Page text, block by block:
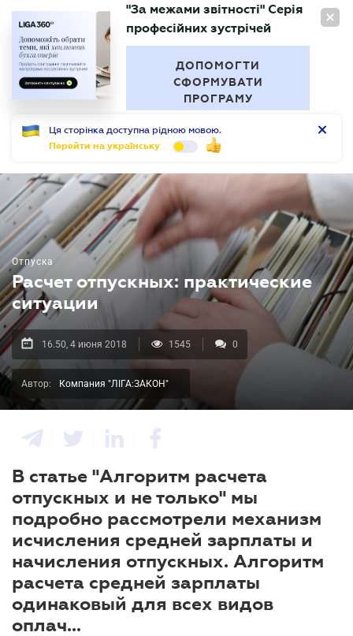
RU
БУХГАЛТЕР
"За межами звітності" Серія
професійних зустрічей
ДОПОМОГТИ
СФОРМУВАТИ
ПРОГРАМУ
Ця сторінка доступна рідною мовою.
Перейти на українську
Отпуска
Расчет отпускных: практические
ситуации
16.50, 4 июня 2018 1545 0
Автор: Компания "ЛІГА:ЗАКОН"
В статье "Алгоритм расчета
отпускных и не только" мы
подробно рассмотрели механизм
исчисления средней зарплаты и
начисления отпускных. Алгоритм
расчета средней зарплаты
одинаковый для всех видов
оплач...